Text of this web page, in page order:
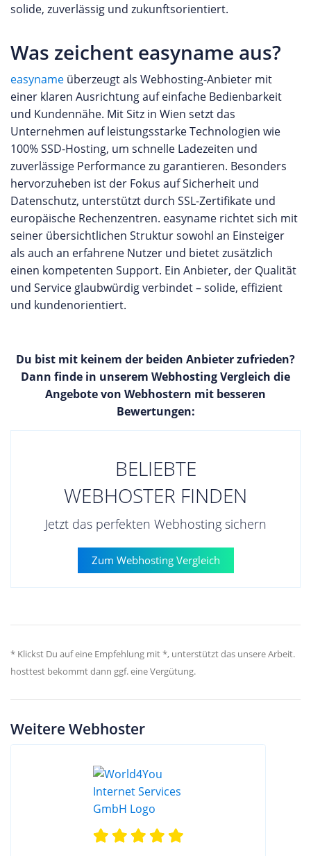
solide, zuverlässig und zukunftsorientiert.
Was zeichent easyname aus?
easyname überzeugt als Webhosting-Anbieter mit
einer klaren Ausrichtung auf einfache Bedienbarkeit
und Kundennähe. Mit Sitz in Wien setzt das
Unternehmen auf leistungsstarke Technologien wie
100% SSD-Hosting, um schnelle Ladezeiten und
zuverlässige Performance zu garantieren. Besonders
hervorzuheben ist der Fokus auf Sicherheit und
Datenschutz, unterstützt durch SSL-Zertifikate und
europäische Rechenzentren. easyname richtet sich mit
seiner übersichtlichen Struktur sowohl an Einsteiger
als auch an erfahrene Nutzer und bietet zusätzlich
einen kompetenten Support. Ein Anbieter, der Qualität
und Service glaubwürdig verbindet – solide, effizient
und kundenorientiert.
Du bist mit keinem der beiden Anbieter zufrieden?
Dann finde in unserem Webhosting Vergleich die
Angebote von Webhostern mit besseren
Bewertungen:
BELIEBTE
WEBHOSTER FINDEN
Jetzt das perfekten Webhosting sichern
Zum Webhosting Vergleich
* Klickst Du auf eine Empfehlung mit *, unterstützt das unsere Arbeit.
hosttest bekommt dann ggf. eine Vergütung.
Weitere Webhoster